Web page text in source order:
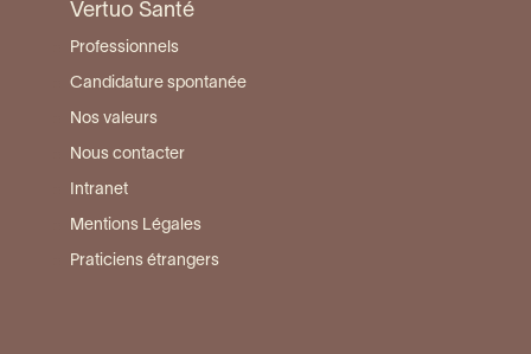
Vertuo Santé
Professionnels
Candidature spontanée
Nos valeurs
Nous contacter
Intranet
Mentions Légales
Praticiens étrangers